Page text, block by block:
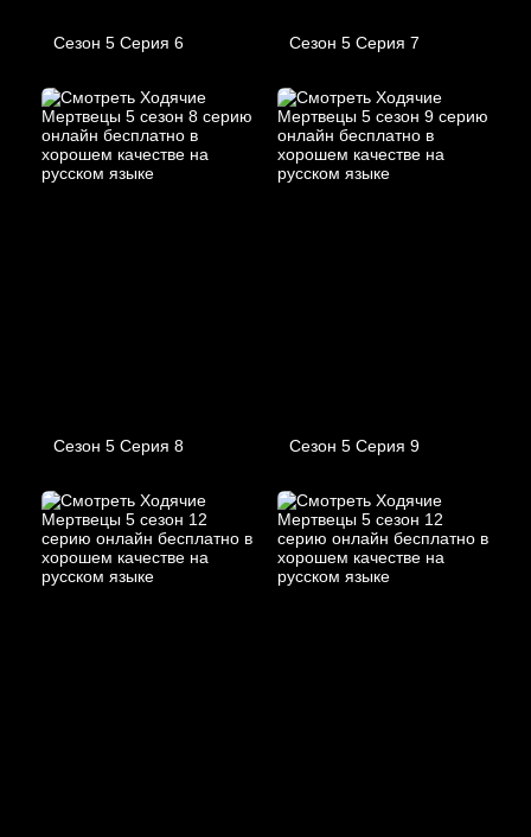
Сезон 5 Серия 6 Сезон 5 Серия 7
Сезон 5 Серия 8 Сезон 5 Серия 9